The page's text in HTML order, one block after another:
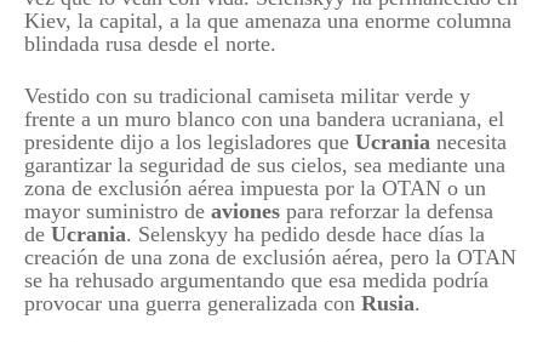
Kiev, la capital, a la que amenaza una enorme columna
blindada rusa desde el norte.
Vestido con su tradicional camiseta militar verde y
frente a un muro blanco con una bandera ucraniana, el
presidente dijo a los legisladores que Ucrania necesita
garantizar la seguridad de sus cielos, sea mediante una
zona de exclusión aérea impuesta por la OTAN o un
mayor suministro de aviones para reforzar la defensa
de Ucrania. Selenskyy ha pedido desde hace días la
creación de una zona de exclusión aérea, pero la OTAN
se ha rehusado argumentando que esa medida podría
provocar una guerra generalizada con Rusia.